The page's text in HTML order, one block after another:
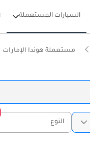
السيارات المستعملة
مستعملة هوندا الإمارات
النوع